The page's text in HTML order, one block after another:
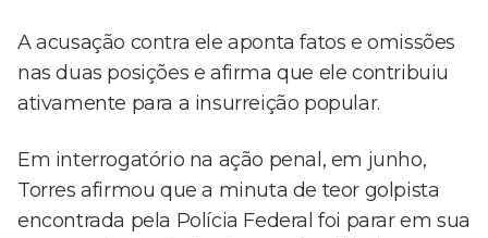
A acusação contra ele aponta fatos e omissões
nas duas posições e afirma que ele contribuiu
ativamente para a insurreição popular.
Em interrogatório na ação penal, em junho,
Torres afirmou que a minuta de teor golpista
encontrada pela Polícia Federal foi parar em sua